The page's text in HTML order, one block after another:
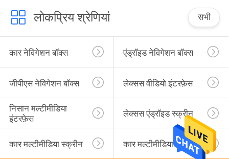
लोकप्रिय श्रेणियां सभी
कार नेविगेशन बॉक्स एंड्रॉइड नेविगेशन बॉक्स
जीपीएस नेविगेशन बॉक्स लेक्सस वीडियो इंटरफ़ेस
निसान मल्टीमीडिया
इंटरफ़ेस
लेक्सस एंड्रॉइड स्क्रीन
कार मल्टीमीडिया स्क्रीन कार मल्टीमीडिया डिस्प्ले